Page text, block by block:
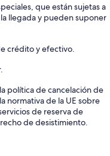
que están sujetas a
llegada y pueden suponer
crédito y efectivo.
política de cancelación de
normativa de la UE sobre
de reserva de
de desistimiento.